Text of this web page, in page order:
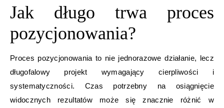
Jak długo trwa proces
pozycjonowania?
Proces pozycjonowania to nie jednorazowe działanie, lecz
długofalowy projekt wymagający cierpliwości i
systematyczności. Czas potrzebny na osiągnięcie
widocznych rezultatów może się znacznie różnić w